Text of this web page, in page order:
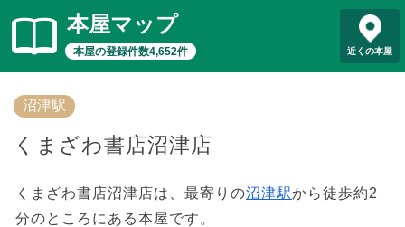
本屋マップ
本屋の登録件数4,652件 近くの本屋
沼津駅
くまざわ書店沼津店
くまざわ書店沼津店は、最寄りの沼津駅から徒歩約2
分のところにある本屋です。